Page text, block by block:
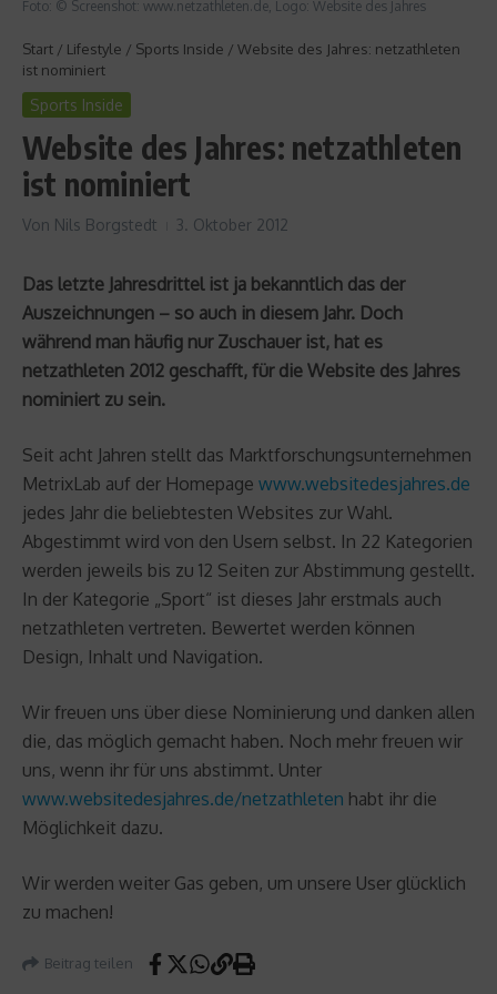
Foto: © Screenshot: www.netzathleten.de, Logo: Website des Jahres
Start / Lifestyle / Sports Inside / Website des Jahres: netzathleten
ist nominiert
Sports Inside
Website des Jahres: netzathleten
ist nominiert
Von Nils Borgstedt 3. Oktober 2012
Das letzte Jahresdrittel ist ja bekanntlich das der
Auszeichnungen – so auch in diesem Jahr. Doch
während man häufig nur Zuschauer ist, hat es
netzathleten 2012 geschafft, für die Website des Jahres
nominiert zu sein.
Seit acht Jahren stellt das Marktforschungsunternehmen
MetrixLab auf der Homepage www.websitedesjahres.de
jedes Jahr die beliebtesten Websites zur Wahl.
Abgestimmt wird von den Usern selbst. In 22 Kategorien
werden jeweils bis zu 12 Seiten zur Abstimmung gestellt.
In der Kategorie „Sport“ ist dieses Jahr erstmals auch
netzathleten vertreten. Bewertet werden können
Design, Inhalt und Navigation.
Wir freuen uns über diese Nominierung und danken allen
die, das möglich gemacht haben. Noch mehr freuen wir
uns, wenn ihr für uns abstimmt. Unter
www.websitedesjahres.de/netzathleten habt ihr die
Möglichkeit dazu.
Wir werden weiter Gas geben, um unsere User glücklich
zu machen!
Beitrag teilen